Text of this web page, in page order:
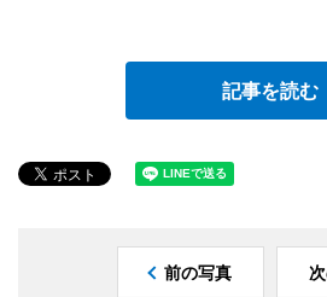
記事を読む
前の写真